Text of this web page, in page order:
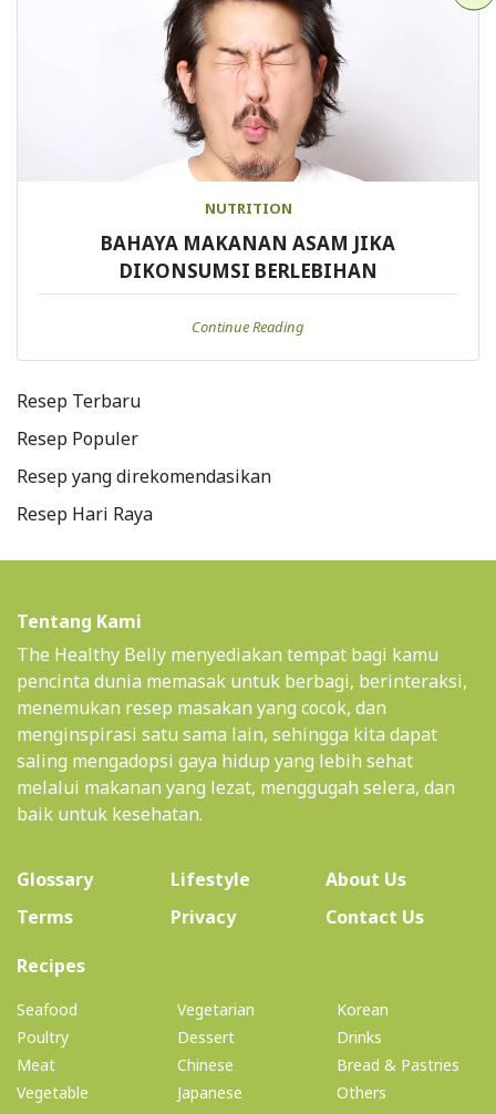
NUTRITION
BAHAYA MAKANAN ASAM JIKA
DIKONSUMSI BERLEBIHAN
Continue Reading
Resep Terbaru
Resep Populer
Resep yang direkomendasikan
Resep Hari Raya
Tentang Kami
The Healthy Belly menyediakan tempat bagi kamu
pencinta dunia memasak untuk berbagi, berinteraksi,
menemukan resep masakan yang cocok, dan
menginspirasi satu sama lain, sehingga kita dapat
saling mengadopsi gaya hidup yang lebih sehat
melalui makanan yang lezat, menggugah selera, dan
baik untuk kesehatan.
Glossary Lifestyle About Us(current)
Terms
Privacy
Contact Us
Recipes(current)
Seafood
Poultry
Meat
Vegetable
Vegetarian
Dessert
Chinese
Japanese
Korean
Drinks
Bread & Pastries
Others